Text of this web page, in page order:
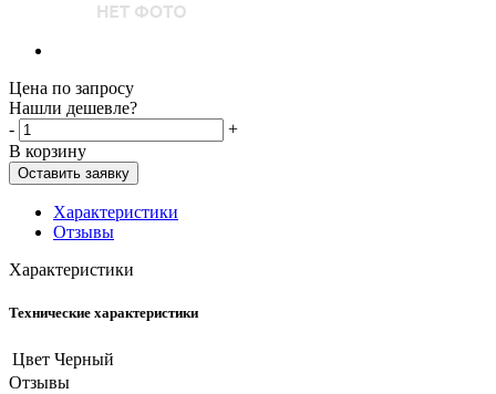
Цена по запросу
Нашли дешевле?
-
+
В корзину
Оставить заявку
Характеристики
Отзывы
Характеристики
Технические характеристики
Цвет Черный
Отзывы